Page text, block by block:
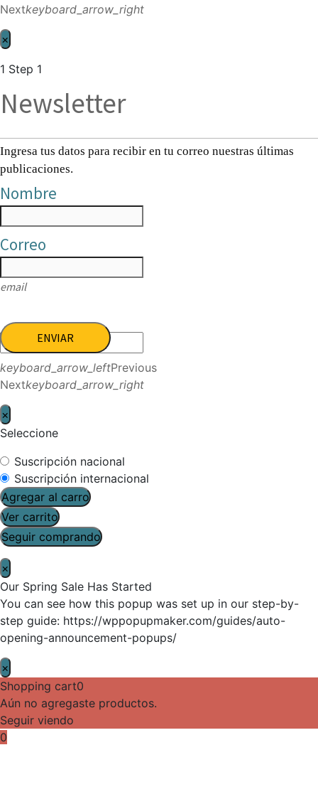
Nextkeyboard_arrow_right
×
1 Step 1
Newsletter
Ingresa tus datos para recibir en tu correo nuestras últimas
publicaciones.
Nombre
Correo
email
ENVIAR
keyboard_arrow_leftPrevious
Nextkeyboard_arrow_right
×
Seleccione
Suscripción nacional
Suscripción internacional
Agregar al carro
Ver carrito
Seguir comprando
×
Our Spring Sale Has Started
You can see how this popup was set up in our step-by-
step guide: https://wppopupmaker.com/guides/auto-
opening-announcement-popups/
×
Shopping cart0
Aún no agregaste productos.
Seguir viendo
0